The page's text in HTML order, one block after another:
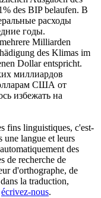
des BIPbelaufen. В
расходы
годы.
Milliarden
des Klimas im
Dollar entspricht.
миллиардов
США от
избежать на
fins linguistiques, c'est-
une langue et leurs
des
de recherche de
d'orthographe, de
la traduction,
écrivez-nous.